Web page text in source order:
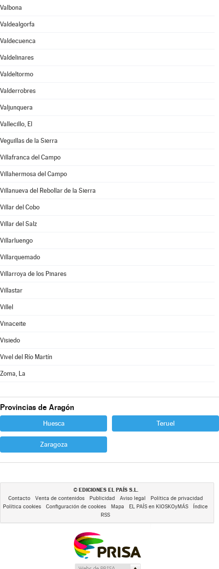
Valbona
Valdealgorfa
Valdecuenca
Valdelinares
Valdeltormo
Valderrobres
Valjunquera
Vallecillo, El
Veguillas de la Sierra
Villafranca del Campo
Villahermosa del Campo
Villanueva del Rebollar de la Sierra
Villar del Cobo
Villar del Salz
Villarluengo
Villarquemado
Villarroya de los Pinares
Villastar
Villel
Vinaceite
Visiedo
Vivel del Río Martín
Zoma, La
Provincias de Aragón
Huesca Teruel
Zaragoza
© EDICIONES EL PAÍS S.L.
Contacto Venta de contenidos Publicidad Aviso legal
Política de privacidad
Política cookies
Configuración de cookies Mapa EL PAÍS en KIOSKOyMÁS
Índice
RSS